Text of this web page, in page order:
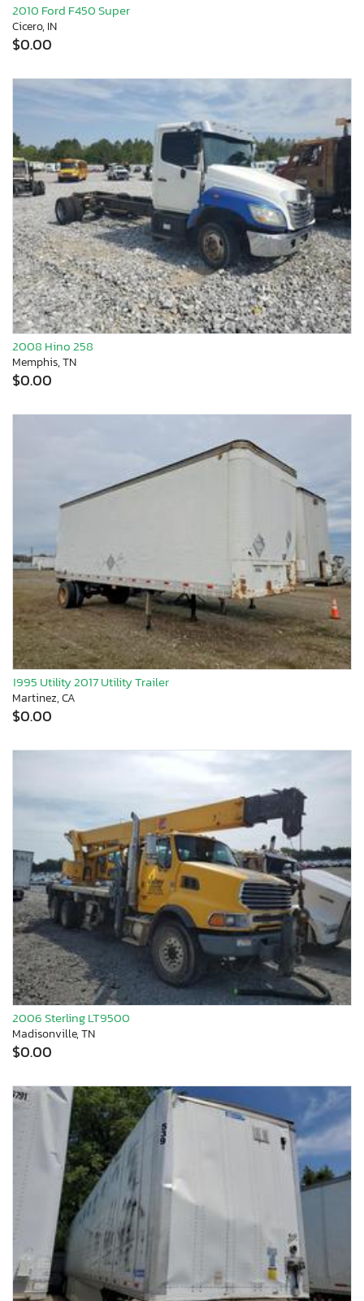
2010 Ford F450 Super
Cicero, IN
$0.00
2008 Hino 258
Memphis, TN
$0.00
1995 Utility 2017 Utility Trailer
Martinez, CA
$0.00
2006 Sterling LT9500
Madisonville, TN
$0.00